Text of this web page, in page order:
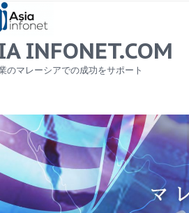
INFONET.COM
のマレーシアでの成功をサポート